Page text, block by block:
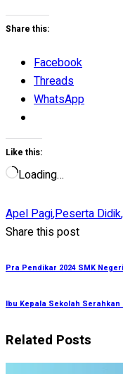
Share this:
Facebook
Threads
WhatsApp
Like this:
Loading…
Apel Pagi,Peserta Didik,
Share this post
Pra Pendikar 2024 SMK
Ibu Kepala Sekolah
Related Posts